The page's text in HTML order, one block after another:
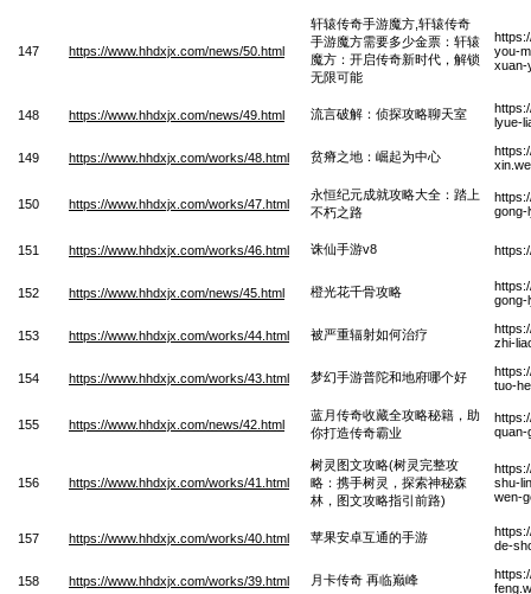
147 https://www.hhdxjx.com/news/50.html
轩辕传奇手游魔方,轩辕传奇
手游魔方需要多少金票：轩辕
魔方：开启传奇新时代，解锁
无限可能
you-
xuan-
148 https://www.hhdxjx.com/news/49.html 流言破解：侦探攻略聊天室
lyue-
149 https://www.hhdxjx.com/works/48.html 贫瘠之地：崛起为中心
150 https://www.hhdxjx.com/works/47.html
永恒纪元成就攻略大全：踏上
不朽之路
gong-
151 https://www.hhdxjx.com/works/46.html 诛仙手游v8
152 https://www.hhdxjx.com/news/45.html 橙光花千骨攻略
gong-
153 https://www.hhdxjx.com/works/44.html 被严重辐射如何治疗
zhi-
154 https://www.hhdxjx.com/works/43.html 梦幻手游普陀和地府哪个好
tuo-
155 https://www.hhdxjx.com/news/42.html
蓝月传奇收藏全攻略秘籍，助
你打造传奇霸业
quan-
156 https://www.hhdxjx.com/works/41.html
树灵图文攻略(树灵完整攻
略：携手树灵，探索神秘森
林，图文攻略指引前路)
shu-
wen-
157 https://www.hhdxjx.com/works/40.html 苹果安卓互通的手游
de-
158 https://www.hhdxjx.com/works/39.html 月卡传奇 再临巅峰